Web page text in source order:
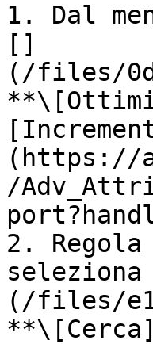
1. Dal
[]
(/files/
(https://
/
2.
(/files/